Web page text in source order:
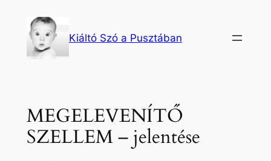
tartalomhoz
Kiáltó Szó a Pusztában
MEGELEVENÍTŐ
SZELLEM – jelentése